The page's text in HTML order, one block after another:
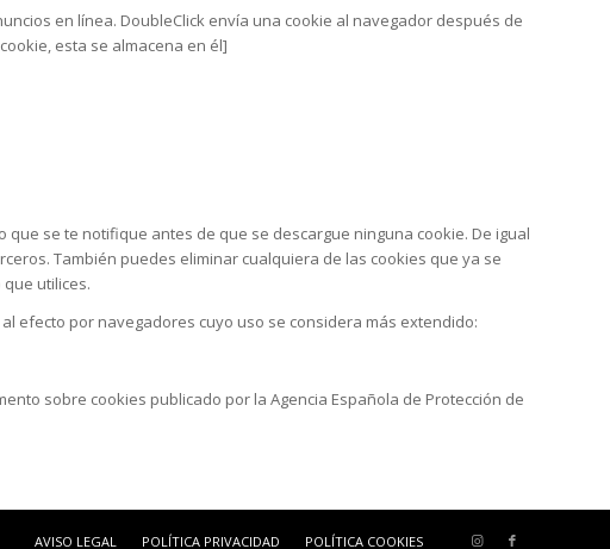
en línea. DoubleClick envía una cookie al navegador después de
esta se almacena en él]
se te notifique antes de que se descargue ninguna cookie. De igual
También puedes eliminar cualquiera de las cookies que ya se
utilices.
efecto por navegadores cuyo uso se considera más extendido:
sobre cookies publicado por la Agencia Española de Protección de
AVISO LEGAL POLÍTICA PRIVACIDAD POLÍTICA COOKIES